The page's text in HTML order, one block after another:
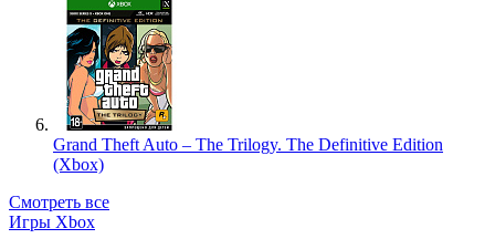
Grand Theft Auto – The Trilogy. The Definitive Edition
(Xbox)
Смотреть все
Игры Xbox